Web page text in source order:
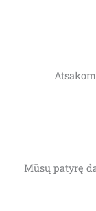
Mūsų patyrę